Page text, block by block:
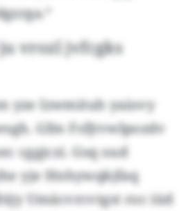
vrozl jvfcgks
yze Izwmituh yaiovy
Gfm Fsfjtvwlpozdv
cggjczi. Gsq oud
yje Hnhywqkjfaq
Umäcvrcvtgst roc iüd